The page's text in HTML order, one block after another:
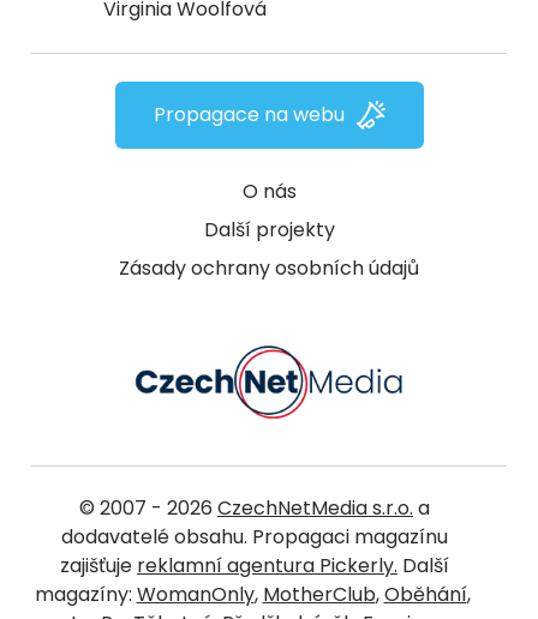
Virginia Woolfová
O nás
Další projekty
Zásady ochrany osobních údajů
Propagace na webu
© 2007 - 2026 CzechNetMedia s.r.o. a
dodavatelé obsahu. Propagaci magazínu
zajišťuje reklamní agentura Pickerly. Další
magazíny: WomanOnly, MotherClub,Oběhání,